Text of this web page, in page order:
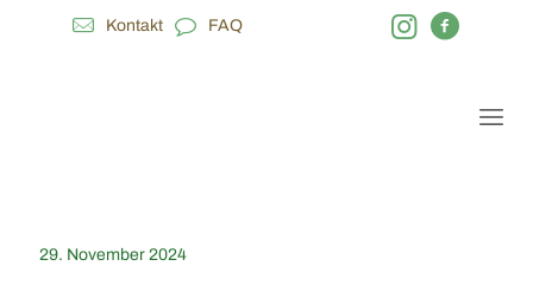
Kontakt FAQ
29. November 2024